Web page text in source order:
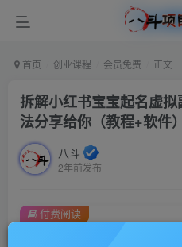
首页 创业课程 会员免费 正文
拆解小红书宝宝起名虚
法分享给你（教程+软件）
八斗
2年前发布
付费阅读